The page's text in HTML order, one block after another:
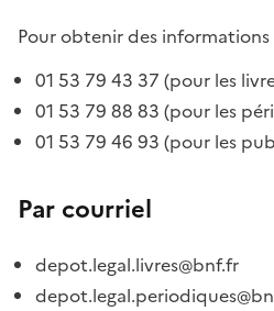
Pour obtenir des
01 53 79 43 37 (pour les
01 53 79 88 83 (pour les
01 53 79 46 93 (pour les
Par courriel
depot.legal.livres@bnf.fr